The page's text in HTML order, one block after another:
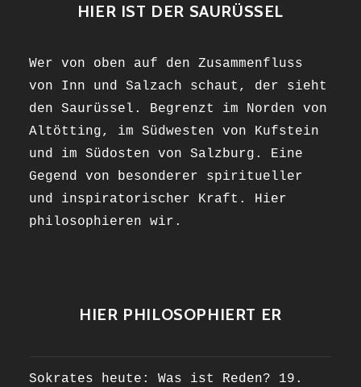
HIER IST DER SAURÜSSEL
Wer von oben auf den Zusammenfluss
von Inn und Salzach schaut, der sieht
den Saurüssel. Begrenzt im Norden von
Altötting, im Südwesten von Kufstein
und im Südosten von Salzburg. Eine
Gegend von besonderer spiritueller
und inspiratorischer Kraft. Hier
philosophieren wir.
HIER PHILOSOPHIERT ER
Sokrates heute: Was ist Reden?
19.